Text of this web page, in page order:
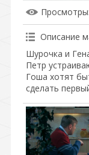
Просмотры
Описание
Шурочка и
Петр
Гоша хотят
сделать